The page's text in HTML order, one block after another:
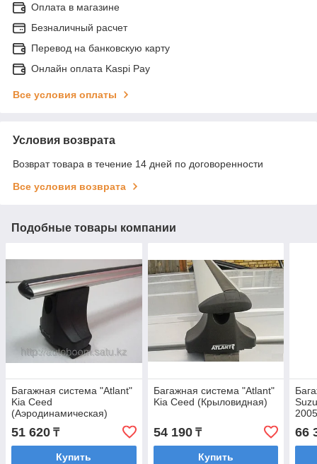
Оплата в магазине
Безналичный расчет
Перевод на банковскую карту
Онлайн оплата Kaspi Pay
Все условия оплаты
Условия возврата
Возврат товара в течение 14 дней по договоренности
Все условия возврата
Подобные товары компании
Багажная система "Atlant"
Kia Ceed
(Аэродинамическая)
51 620 ₸
Купить
Багажная система "Atlant"
Kia Ceed (Крыловидная)
54 190₸
Купить
66